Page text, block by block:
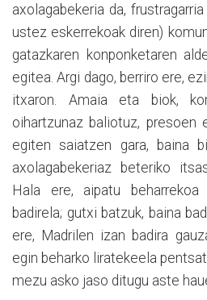
axolagabekeria da,
ustez eskerrekoak diren)
gatazkaren konponketaren
egitea. Argi dago, berriro ere,
itxaron. Amaia eta biok,
oihartzunaz baliotuz, presoen
egiten saiatzen gara, baina
axolagabekeriaz beteriko
Hala ere, aipatu beharrekoa
badirela; gutxi batzuk, baina
ere, Madrilen izan badira
egin beharko liratekeela
mezu asko jaso ditugu aste